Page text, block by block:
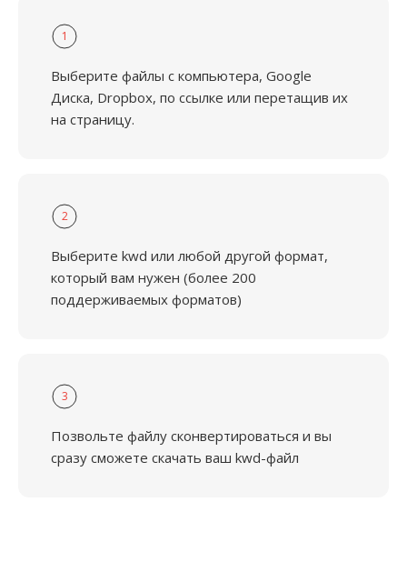
1
Выберите файлы с компьютера, Google
Диска, Dropbox, по ссылке или перетащив их
на страницу.
2
Выберите kwd или любой другой формат,
который вам нужен (более 200
поддерживаемых форматов)
3
Позвольте файлу сконвертироваться и вы
сразу сможете скачать ваш kwd-файл